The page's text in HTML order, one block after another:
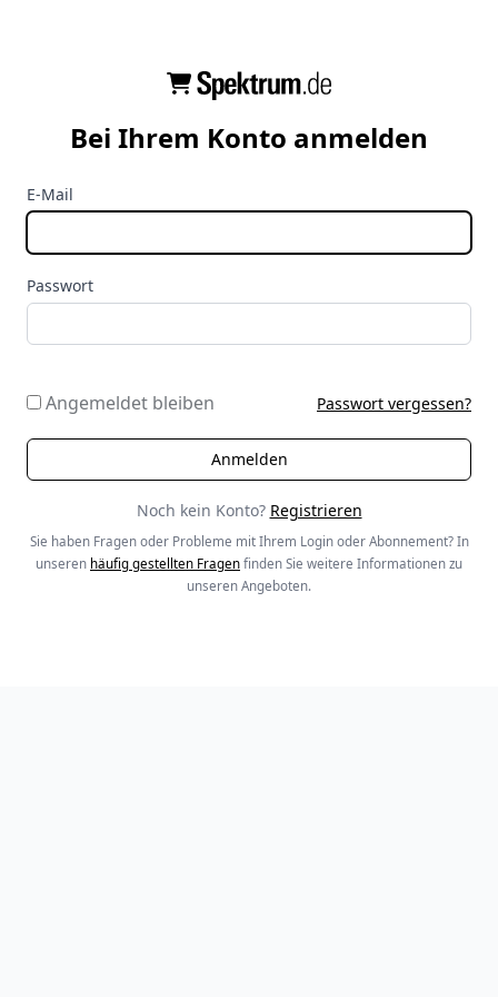
Bei Ihrem Konto anmelden
E-Mail
Passwort
Angemeldet bleiben Passwort vergessen?
Noch kein Konto? Registrieren
Sie haben Fragen oder Probleme mit Ihrem Login oder Abonnement? In
unseren häufig gestellten Fragen finden Sie weitere Informationen zu
unseren Angeboten.